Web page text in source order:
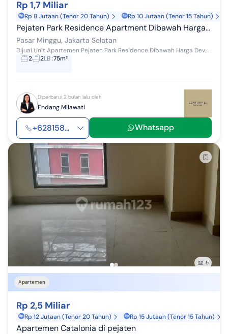
Rp 1,7 Miliar
Rp 8 Jutaan (Tenor 20 Tahun) Rp 10 Jutaan (Tenor 15 Tahun)
Pejaten Park Residence Apartment Dibawah Harga Developer
Pasar Minggu, Jakarta Selatan
Dijual Unit Apartemen Pejaten Park Residence Dibawah Harga Developer Tower Barcelonia Brand new Unfurnished 2 KT 2 KM Posisi Hoek View Pejaten Vill...
2
2LB:75m²
Diperbarui 2 bulan lalu oleh
Endang Milawati
+628158... Whatsapp
5
Apartemen
Rp 2,5 Miliar
Rp 12 Jutaan (Tenor 20 Tahun) Rp 15 Jutaan (Tenor 15 Tahun)
Apartemen Catalonia di pejaten